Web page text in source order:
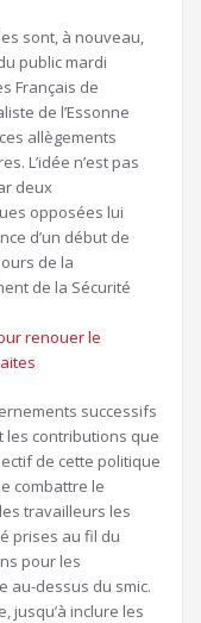
sont, à nouveau,
public mardi
Français de
de l’Essonne
allègements
L’idée n’est pas
deux
opposées lui
d’un début de
de la
de la Sécurité
renouer le
successifs
les contributions que
de cette politique
combattre le
travailleurs les
prises au fil du
pour les
au-dessus du smic.
jusqu’à inclure les